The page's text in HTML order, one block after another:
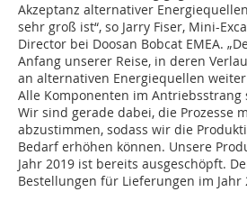
Akzeptanz alternativer
sehr groß ist“, so Jarry Fiser, Mini-
Director bei Doosan Bobcat EMEA.
Anfang unserer Reise, in deren
an alternativen Energiequellen
Alle Komponenten im
Wir sind gerade dabei, die Prozesse
abzustimmen, sodass wir die
Bedarf erhöhen können. Unsere
Jahr 2019 ist bereits ausgeschöpft.
Bestellungen für Lieferungen im Jahr